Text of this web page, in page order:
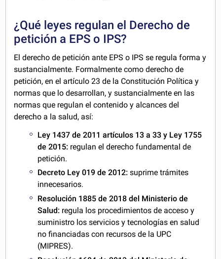
¿Qué leyes regulan el Derecho de
petición a EPS o IPS?
El derecho de petición ante EPS o IPS se regula forma y
sustancialmente. Formalmente como derecho de
petición, en el artículo 23 de la Constitución Política y
normas que lo desarrollan, y sustancialmente en las
normas que regulan el contenido y alcances del
derecho a la salud, así:
Ley 1437 de 2011 artículos 13 a 33 y Ley 1755
de 2015: regulan el derecho fundamental de
petición.
Decreto Ley 019 de 2012: suprime trámites
innecesarios.
Resolución 1885 de 2018 del Ministerio de
Salud: regula los procedimientos de acceso y
suministro los servicios y tecnologías en salud
no financiadas con recursos de la UPC
(MIPRES).